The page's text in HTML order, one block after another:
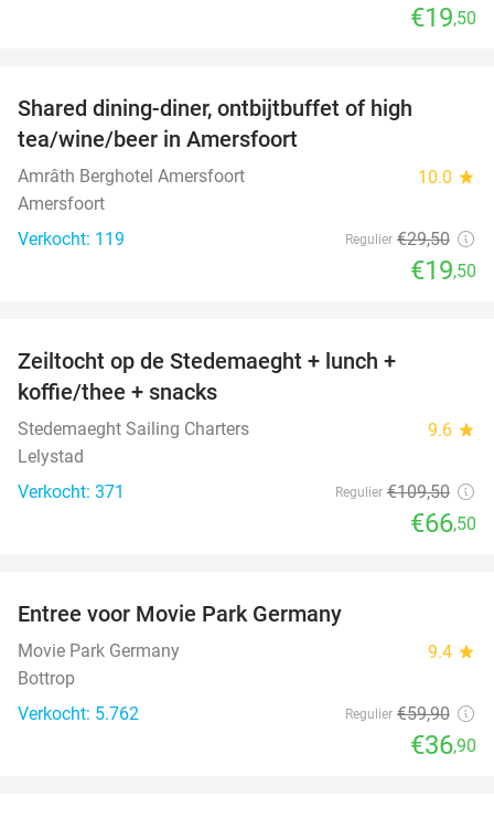
€19,50
Shared dining-diner, ontbijtbuffet of high
tea/wine/beer in Amersfoort
Amrâth Berghotel Amersfoort 10.0 star
Amersfoort
Verkocht: 119
Regulier €29,50
€19,50
Zeiltocht op de Stedemaeght + lunch +
koffie/thee + snacks
Stedemaeght Sailing Charters 9.6 star
Lelystad
Verkocht: 371
Regulier €109,50
€66,50
Entree voor Movie Park Germany
Movie Park Germany 9.4 star
Bottrop
Verkocht: 5.762
Regulier €59,90
€36,90